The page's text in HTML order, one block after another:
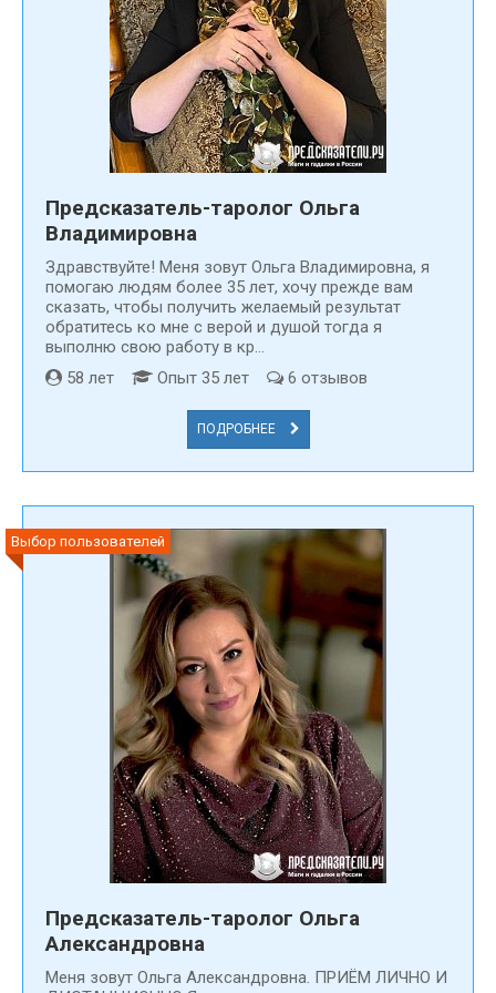
можно использовать для получения ответа на слишком
серьёзные вопросы, ведь карты могут соврать, а вы, как
человек, не имеющий магических способностей, можете
это не распознать. Поэтому в более серьёзных случаях
советуем вам обратиться к опытной гадалке или
, телефоны которых вы найдёте на нашем сайте. У
нас вы можетенайти проверенную гадалку в
СНГ. А если вы ограниченны в передвижении, то
обязательно воспользуйтесь услугами гадания онлайн
интернет.
Предсказатель-таролог Ольга
Владимировна
Здравствуйте! Меня зовут Ольга Владимировна, я
помогаю людям более 35 лет, хочу прежде вам
сказать, чтобы получить желаемый результат
обратитесь ко мне с верой и душой тогда я
выполню свою работу в кр...
58 лет
Опыт 35 лет 6 отзывов
ПОДРОБНЕЕ
Выбор пользователей
Предсказатель-таролог Ольга
Александровна
Меня зовут Ольга Александровна. ПРИЁМ ЛИЧНО И